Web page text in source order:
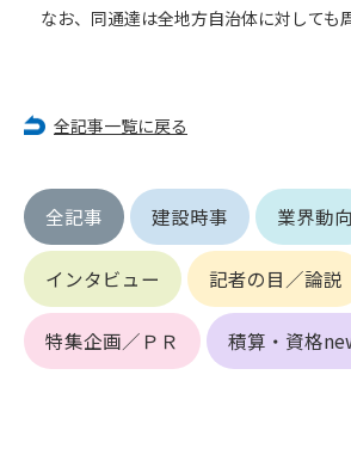
なお、同通達は全地方自治体に対しても
全記事一覧に戻る
全記事 建設時事 業界動向
インタビュー 記者の目／論説
特集企画／ＰＲ 積算・資格
ます。
用および管理について責任を負うものと
その他形態を問わず、第三者に利用させ
ん。
3. 会員は、IDおよびパスワードの管理不十
第三者（他の会員を含む）の使用等によ
を負うものとし、管理者は一切責任を負
第6条（会員の禁止事項）
1. 会員は建設資料館WEB上で以下の行為を